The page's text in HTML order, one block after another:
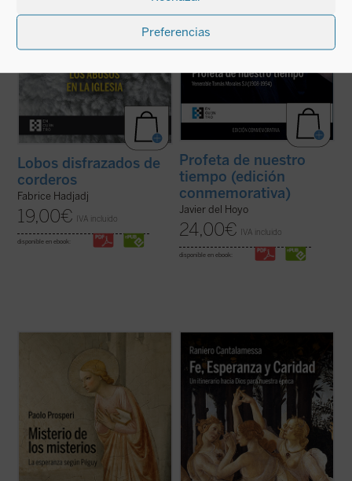
Preferencias
Lobos disfrazados de
corderos
Fabrice Hadjadj
19,00€ IVA incluido
disponible en ebook:
Profeta de nuestro
tiempo (edición
conmemorativa)
Javier del Hoyo
24,00€ IVA incluido
disponible en ebook:
objetivo más circunscrito, pero no menos
difícil: intentar comprender las razones que
llevan al autor de este ...(ver ficha)
a los lectores en un viaje hacia la
comprensión de las virtudes teologales: Fe,
Esperanza y Caridad, con la certeza de que
no hay ningún contenido de la fe, por
elevado que sea, que no pueda hacerse ...
(ver ficha)